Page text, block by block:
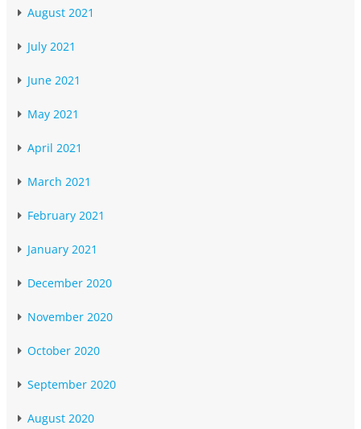
August 2021
July 2021
June 2021
May 2021
April 2021
March 2021
February 2021
January 2021
December 2020
November 2020
October 2020
September 2020
August 2020